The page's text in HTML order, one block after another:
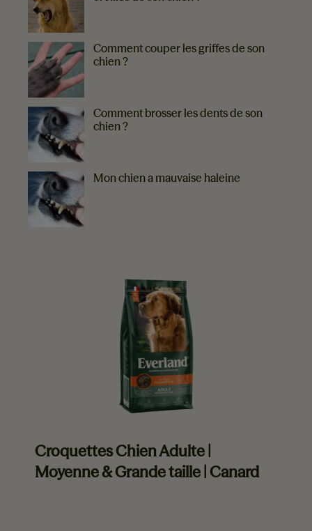
Comment couper les griffes de son
chien ?
Comment brosser les dents de son
chien ?
Mon chien a mauvaise haleine
Croquettes Chien Adulte |
Moyenne & Grande taille | Canard